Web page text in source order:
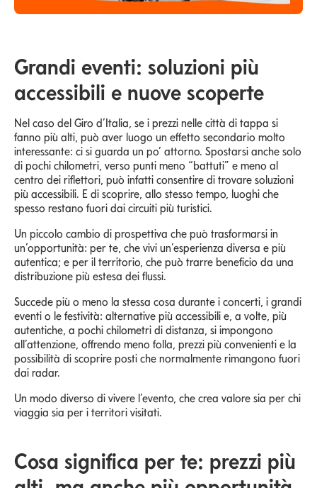
Grandi eventi: soluzioni più
accessibili e nuove scoperte
Nel caso del Giro d’Italia, se i prezzi nelle città di tappa si
fanno più alti, può aver luogo un effetto secondario molto
interessante: ci si guarda un po’ attorno. Spostarsi anche solo
di pochi chilometri, verso punti meno “battuti” e meno al
centro dei riflettori, può infatti consentire di trovare soluzioni
più accessibili. E di scoprire, allo stesso tempo, luoghi che
spesso restano fuori dai circuiti più turistici.
Un piccolo cambio di prospettiva che può trasformarsi in
un’opportunità: per te, che vivi un’esperienza diversa e più
autentica; e per il territorio, che può trarre beneficio da una
distribuzione più estesa dei flussi.
Succede più o meno la stessa cosa durante i concerti, i grandi
eventi o le festività: alternative più accessibili e, a volte, più
autentiche, a pochi chilometri di distanza, si impongono
all’attenzione, offrendo meno folla, prezzi più convenienti e la
possibilità di scoprire posti che normalmente rimangono fuori
dai radar.
Un modo diverso di vivere l’evento, che crea valore sia per chi
viaggia sia per i territori visitati.
Cosa significa per te: prezzi più